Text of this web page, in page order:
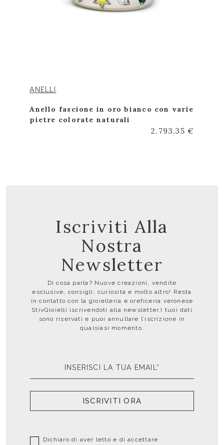
ANELLI
Anello fascione in oro bianco con varie
pietre colorate naturali
2.793,35 €
Iscriviti Alla
Nostra
Newsletter
Di cosa parla? Nuove creazioni, vendite
esclusive, consigli, curiosità e molto altro! Resta
in contatto con la gioielleria e oreficeria veronese
StivGioielli iscrivendoti alla newsletter.I tuoi dati
sono riservati e puoi annullare l’iscrizione in
qualsiasi momento.
ISCRIVITI ORA
Dichiaro di aver letto e di accettare